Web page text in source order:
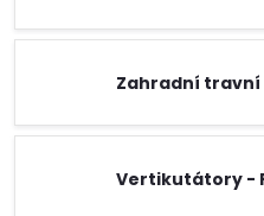
Zahradní
Vertikutátory -